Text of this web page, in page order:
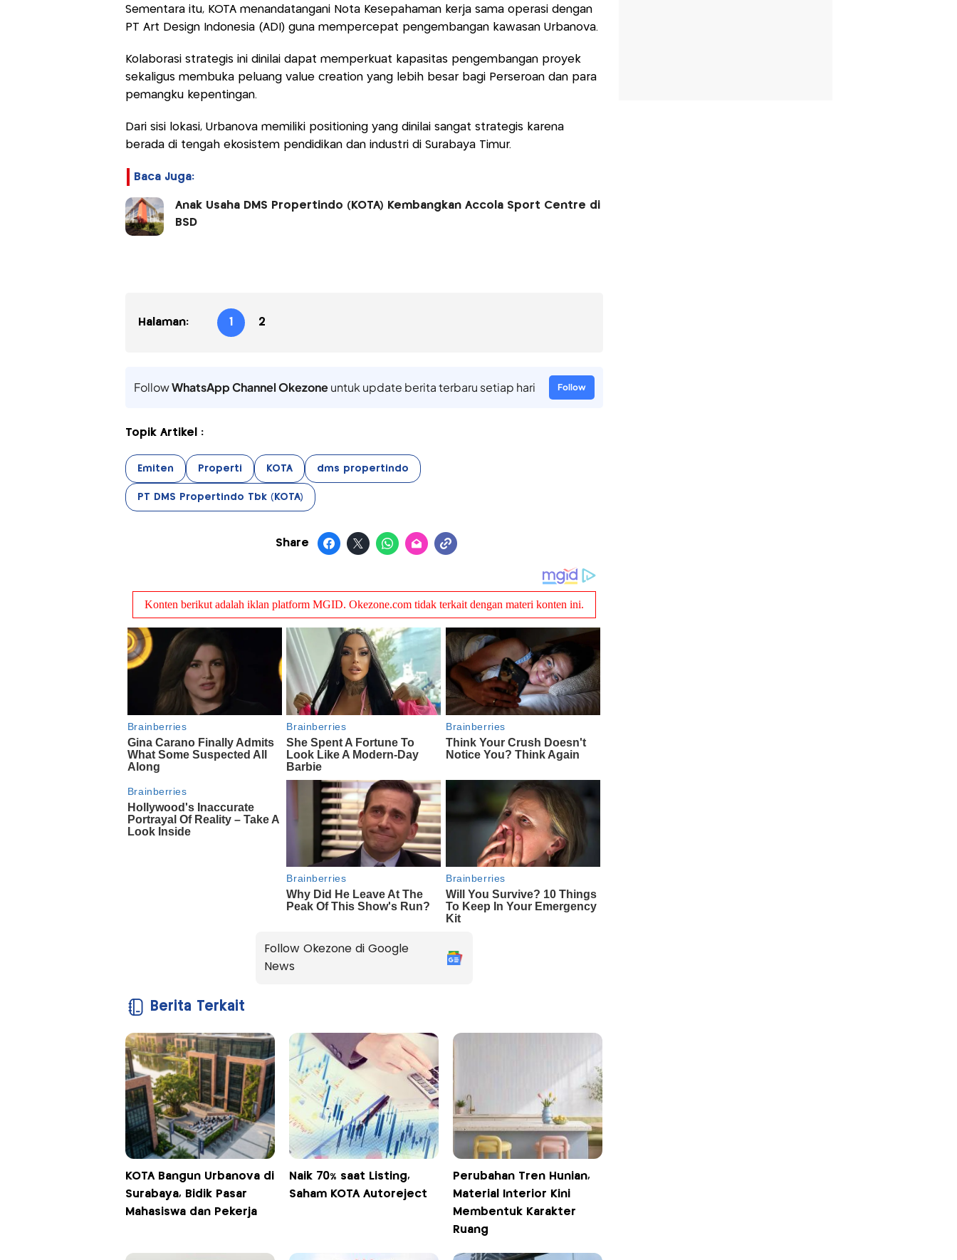
Sementara itu, KOTA menandatangani Nota Kesepahaman kerja sama operasi dengan
PT Art Design Indonesia (ADI) guna mempercepat pengembangan kawasan Urbanova.
Kolaborasi strategis ini dinilai dapat memperkuat kapasitas pengembangan proyek
sekaligus membuka peluang value creation yang lebih besar bagi Perseroan dan para
pemangku kepentingan.
Dari sisi lokasi, Urbanova memiliki positioning yang dinilai sangat strategis karena
berada di tengah ekosistem pendidikan dan industri di Surabaya Timur.
Baca Juga:
Anak Usaha DMS Propertindo (KOTA) Kembangkan Accola Sport Centre di
BSD
Halaman: 1 2
FollowWhatsApp Channel Okezoneuntuk update berita terbaru setiap hari Follow
Topik Artikel :
Emiten Properti KOTA dms propertindo
PT DMS Propertindo Tbk (KOTA)
Share
Follow Okezone di Google
News
Berita Terkait
KOTA Bangun Urbanova di
Surabaya, Bidik Pasar
Mahasiswa dan Pekerja
Naik 70% saat Listing,
Saham KOTA Autoreject
Perubahan Tren Hunian,
Material Interior Kini
Membentuk Karakter
Ruang